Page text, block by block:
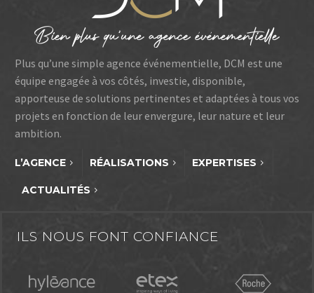
fédérateur qui rassemble
chaque année près de 50
000 spectateurs.
Plus qu’une simple agence événementielle, DCM est une
équipe engagée à vos côtés, investie, disponible,
apporteuse de solutions pertinentes et adaptées à tous vos
projets en fonction de leur envergure, leur nature et leur
ambition.
L’AGENCE RÉALISATIONS EXPERTISES
ACTUALITÉS
ILS NOUS FONT CONFIANCE